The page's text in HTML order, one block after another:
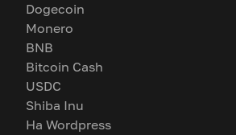
Dogecoin
Monero
BNB
Bitcoin Cash
USDC
Shiba Inu
На Wordpress